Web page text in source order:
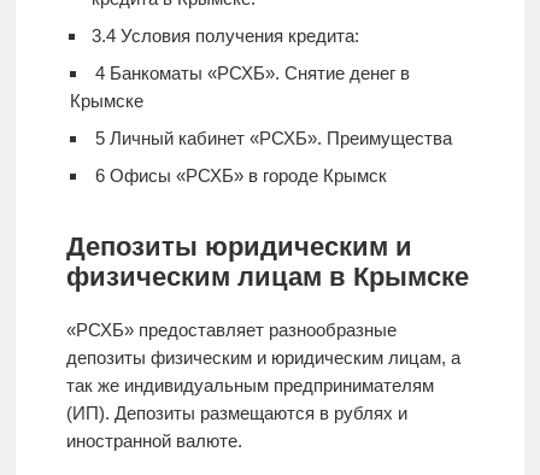
3.4Условия получения кредита:
4Банкоматы «РСХБ». Снятие денег в
Крымске
5Личный кабинет «РСХБ». Преимущества
6Офисы «РСХБ» в городе Крымск
Депозиты юридическим и
физическим лицам в Крымске
«РСХБ» предоставляет разнообразные
депозиты физическим и юридическим лицам, а
так же индивидуальным предпринимателям
(ИП). Депозиты размещаются в рублях и
иностранной валюте.